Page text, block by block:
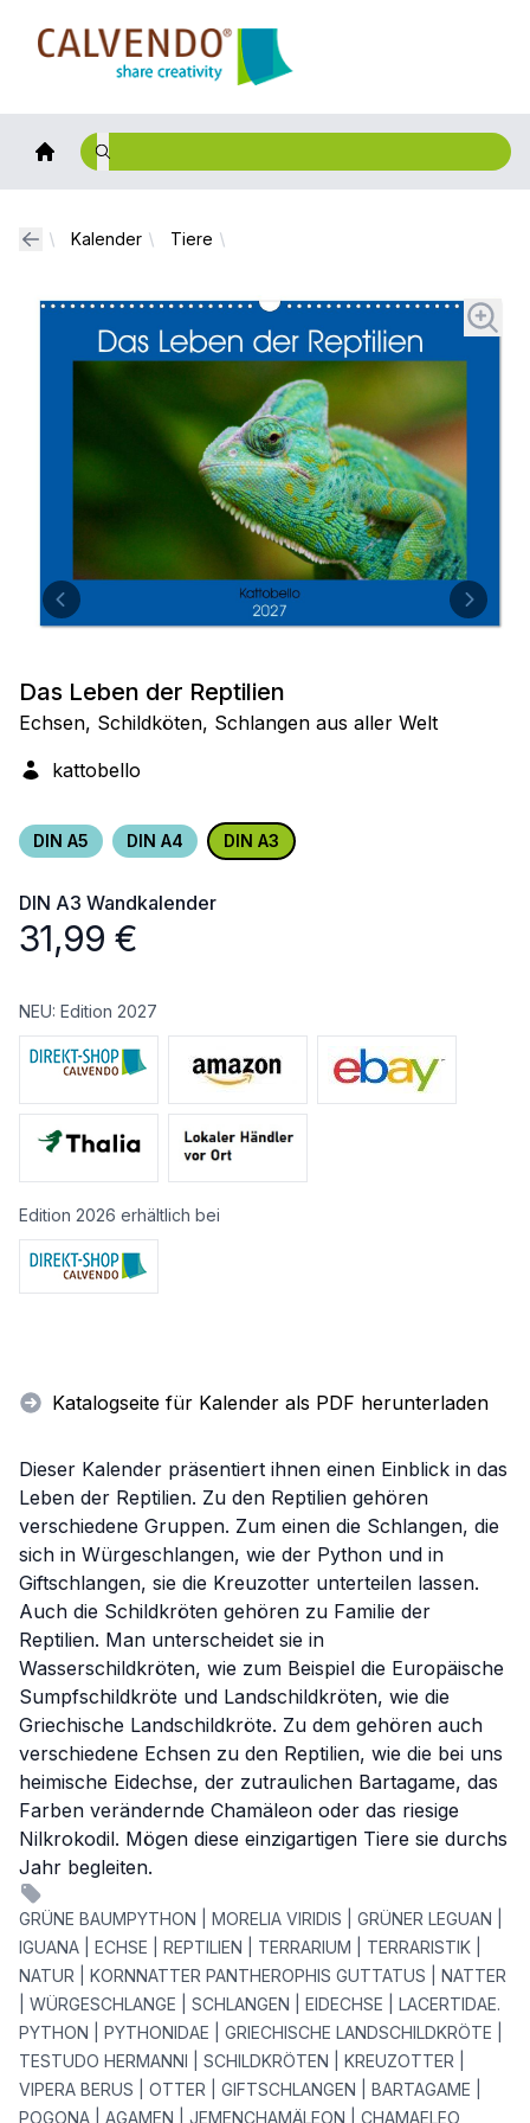
Calvendo
Kalender Tiere
Das Leben der Reptilien
Echsen, Schildköten, Schlangen aus aller Welt
kattobello
DIN A5 DIN A4 DIN A3
DIN A3 Wandkalender
31,99 €
NEU: Edition 2027
Edition 2026 erhältlich bei
Katalogseite für Kalender als PDF herunterladen
Dieser Kalender präsentiert ihnen einen Einblick in das
Leben der Reptilien. Zu den Reptilien gehören
verschiedene Gruppen. Zum einen die Schlangen, die
sich in Würgeschlangen, wie der Python und in
Giftschlangen, sie die Kreuzotter unterteilen lassen.
Auch die Schildkröten gehören zu Familie der
Reptilien. Man unterscheidet sie in
Wasserschildkröten, wie zum Beispiel die Europäische
Sumpfschildkröte und Landschildkröten, wie die
Griechische Landschildkröte. Zu dem gehören auch
verschiedene Echsen zu den Reptilien, wie die bei uns
heimische Eidechse, der zutraulichen Bartagame, das
Farben verändernde Chamäleon oder das riesige
Nilkrokodil. Mögen diese einzigartigen Tiere sie durchs
Jahr begleiten.
GRÜNE BAUMPYTHON | MORELIA VIRIDIS | GRÜNER LEGUAN |
IGUANA | ECHSE | REPTILIEN | TERRARIUM | TERRARISTIK |
NATUR | KORNNATTER PANTHEROPHIS GUTTATUS | NATTER
| WÜRGESCHLANGE | SCHLANGEN | EIDECHSE | LACERTIDAE.
PYTHON | PYTHONIDAE | GRIECHISCHE LANDSCHILDKRÖTE |
TESTUDO HERMANNI | SCHILDKRÖTEN | KREUZOTTER |
VIPERA BERUS | OTTER | GIFTSCHLANGEN | BARTAGAME |
POGONA | AGAMEN | JEMENCHAMÄLEON | CHAMAELEO